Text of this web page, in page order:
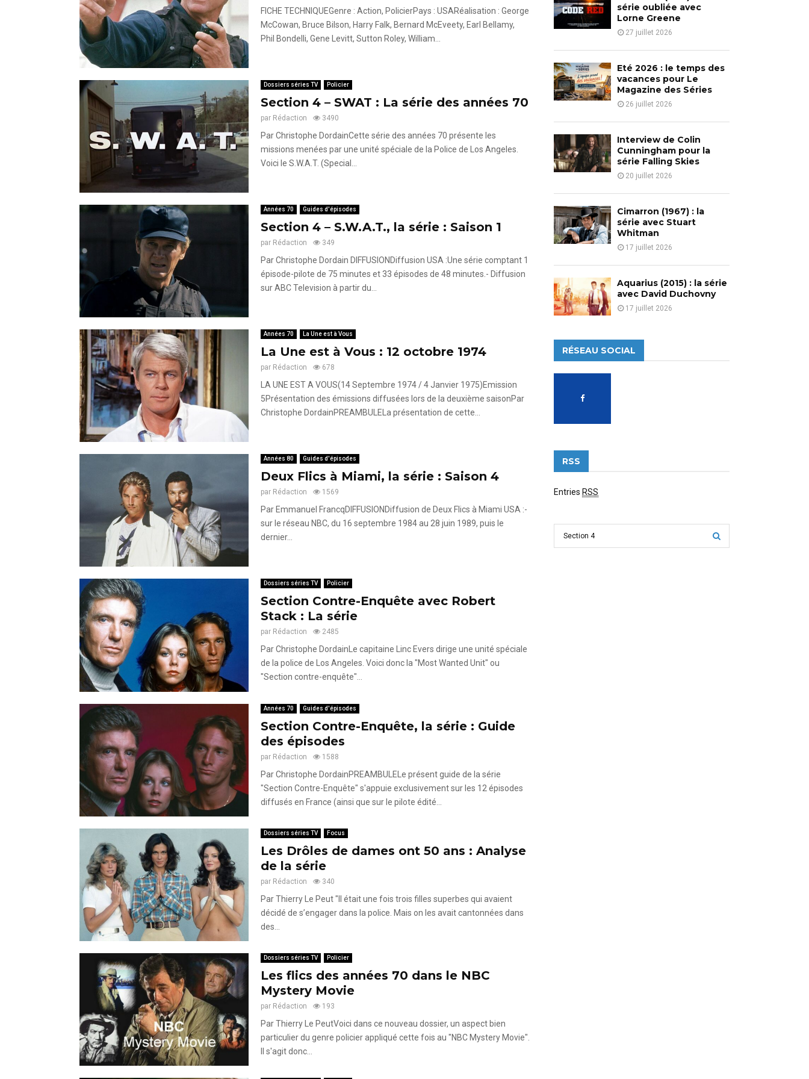
FICHE TECHNIQUEGenre : Action, PolicierPays : USARéalisation : George
McCowan, Bruce Bilson, Harry Falk, Bernard McEveety, Earl Bellamy,
Phil Bondelli, Gene Levitt, Sutton Roley, William...
Dossiers séries TV Policier
Section 4 – SWAT : La série des années 70
par Rédaction 3490
Par Christophe DordainCette série des années 70 présente les
missions menées par une unité spéciale de la Police de Los Angeles.
Voici le S.W.A.T. (Special...
Années 70 Guides d'épisodes
Section 4 – S.W.A.T., la série : Saison 1
par Rédaction 349
Par Christophe Dordain DIFFUSIONDiffusion USA :Une série comptant 1
épisode-pilote de 75 minutes et 33 épisodes de 48 minutes.- Diffusion
sur ABC Television à partir du...
Années 70 La Une est à Vous
La Une est à Vous : 12 octobre 1974
par Rédaction 678
LA UNE EST A VOUS(14 Septembre 1974 / 4 Janvier 1975)Emission
5Présentation des émissions diffusées lors de la deuxième saisonPar
Christophe DordainPREAMBULELa présentation de cette...
Années 80 Guides d'épisodes
Deux Flics à Miami, la série : Saison 4
par Rédaction 1569
Par Emmanuel FrancqDIFFUSIONDiffusion de Deux Flics à Miami USA :-
sur le réseau NBC, du 16 septembre 1984 au 28 juin 1989, puis le
dernier...
Dossiers séries TV Policier
Section Contre-Enquête avec Robert
Stack : La série
par Rédaction 2485
Par Christophe DordainLe capitaine Linc Evers dirige une unité spéciale
de la police de Los Angeles. Voici donc la "Most Wanted Unit" ou
"Section contre-enquête"...
Années 70 Guides d'épisodes
Section Contre-Enquête, la série : Guide
des épisodes
par Rédaction 1588
Par Christophe DordainPREAMBULELe présent guide de la série
"Section Contre-Enquête" s'appuie exclusivement sur les 12 épisodes
diffusés en France (ainsi que sur le pilote édité...
Dossiers séries TV Focus
Les Drôles de dames ont 50 ans : Analyse
de la série
par Rédaction 340
Par Thierry Le Peut "Il était une fois trois filles superbes qui avaient
décidé de s’engager dans la police. Mais on les avait cantonnées dans
des...
Dossiers séries TV Policier
Les flics des années 70 dans le NBC
Mystery Movie
par Rédaction 193
Par Thierry Le PeutVoici dans ce nouveau dossier, un aspect bien
particulier du genre policier appliqué cette fois au "NBC Mystery Movie".
Il s'agit donc...
o
r
:
H
série oubliée avec
Lorne Greene
27 juillet 2026
Eté 2026 : le temps des
vacances pour Le
Magazine des Séries
26 juillet 2026
Interview de Colin
Cunningham pour la
série Falling Skies
20 juillet 2026
Cimarron (1967) : la
série avec Stuart
Whitman
17 juillet 2026
Aquarius (2015) : la série
avec David Duchovny
17 juillet 2026
RÉSEAU SOCIAL
RSS
Entries RSS